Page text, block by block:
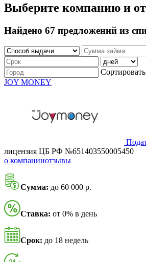
Выберите компанию и
Найдено 67 предложений из
JOY MONEY
лицензия ЦБ РФ №651403550005450
о компанииотзывы
Сумма: до 60 000 р.
Ставка: от 0% в день
Срок: до 18 недель